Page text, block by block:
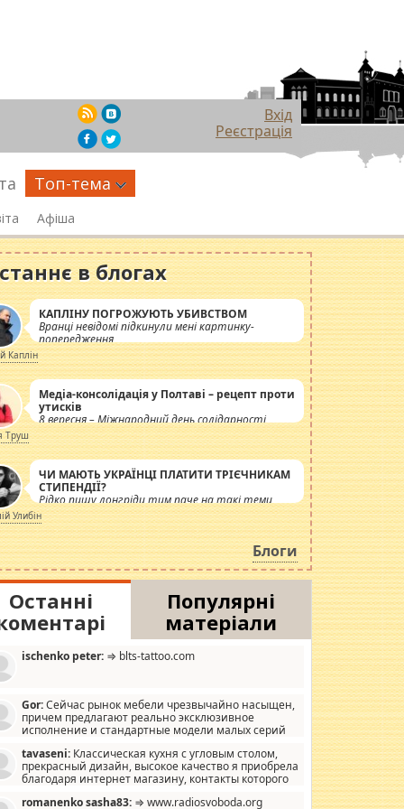
Вхід
Реєстрація
Топ-тема
Афіша
в блогах
КАПЛІНУ ПОГРОЖУЮТЬ УБИВСТВОМ
Вранці невідомі підкинули мені картинку-
попередження
Каплін
Медіа-консолідація у Полтаві – рецепт проти
утисків
8 вересня – Міжнародний день солідарності
журналістів.
Труш
ЧИ МАЮТЬ УКРАЇНЦІ ПЛАТИТИ ТРІЄЧНИКАМ
СТИПЕНДІЇ?
Рідко пишу лонгріди тим паче на такі теми,
але вже просто дістало! Обурюють сьогоднішні
інсенуації навколо стипендіального питання.
Штучно роздувається ще одна соціальна
катастрофа.
Улибін
Блоги
Останні
Популярні
матеріали
ischenko peter: ⇒ blts-tattoo.com
Gor:Сейчас рынок мебели чрезвычайно насыщен,
причем предлагают реально эксклюзивное
исполнение и стандартные модели малых серий
мало походит на стандартные формы, в MebelOk,
и что главное - со вкусом все в порядке,
ненужных наворотов удорожающих мебель, а это не
tavaseni: Классическая кухня с угловым столом,
прекрасный дизайн, высокое качество я приобрела
благодаря интернет магазину, контакты которого
romanenko sasha83: ⇒ www.radiosvoboda.org